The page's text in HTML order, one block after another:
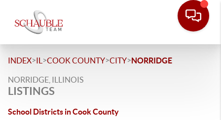
INDEX>IL >COOK COUNTY>CITY>NORRIDGE
NORRIDGE, ILLINOIS
LISTINGS
School Districts in Cook County